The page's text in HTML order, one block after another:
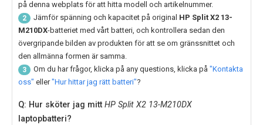
på denna webplats för att hitta modell och artikelnummer.
2 Jämför spänning och kapacitet på original HP Split X2 13-
M210DX-batteriet med vårt batteri, och kontrollera sedan den
övergripande bilden av produkten för att se om gränssnittet och
den allmänna formen är samma.
3 Om du har frågor, klicka på any questions, klicka på "Kontakta
oss" eller"Hur hittar jag rätt batteri"?
Q: Hur sköter jag mitt HP Split X2 13-M210DX
laptopbatteri?